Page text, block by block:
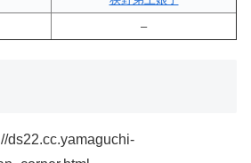
–
ds22.cc.yamaguchi-